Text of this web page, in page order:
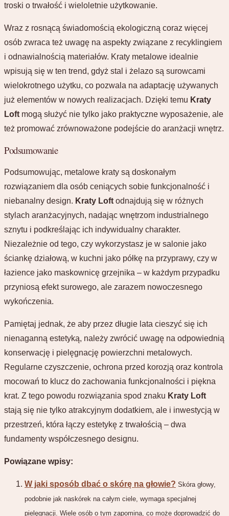
troski o trwałość i wieloletnie użytkowanie.
Wraz z rosnącą świadomością ekologiczną coraz więcej
osób zwraca też uwagę na aspekty związane z recyklingiem
i odnawialnością materiałów. Kraty metalowe idealnie
wpisują się w ten trend, gdyż stal i żelazo są surowcami
wielokrotnego użytku, co pozwala na adaptację używanych
już elementów w nowych realizacjach. Dzięki temu Kraty
Loft mogą służyć nie tylko jako praktyczne wyposażenie, ale
też promować zrównoważone podejście do aranżacji wnętrz.
Podsumowanie
Podsumowując, metalowe kraty są doskonałym
rozwiązaniem dla osób ceniących sobie funkcjonalność i
niebanalny design. Kraty Loft odnajdują się w różnych
stylach aranżacyjnych, nadając wnętrzom industrialnego
sznytu i podkreślając ich indywidualny charakter.
Niezależnie od tego, czy wykorzystasz je w salonie jako
ściankę działową, w kuchni jako półkę na przyprawy, czy w
łazience jako maskownicę grzejnika – w każdym przypadku
przyniosą efekt surowego, ale zarazem nowoczesnego
wykończenia.
Pamiętaj jednak, że aby przez długie lata cieszyć się ich
nienaganną estetyką, należy zwrócić uwagę na odpowiednią
konserwację i pielęgnację powierzchni metalowych.
Regularne czyszczenie, ochrona przed korozją oraz kontrola
mocowań to klucz do zachowania funkcjonalności i piękna
krat. Z tego powodu rozwiązania spod znaku Kraty Loft
stają się nie tylko atrakcyjnym dodatkiem, ale i inwestycją w
przestrzeń, która łączy estetykę z trwałością – dwa
fundamenty współczesnego designu.
Powiązane wpisy:
W jaki sposób dbać o skórę na głowie? Skóra głowy,
podobnie jak naskórek na całym ciele, wymaga specjalnej
pielęgnacji. Wiele osób o tym zapomina, co może doprowadzić do